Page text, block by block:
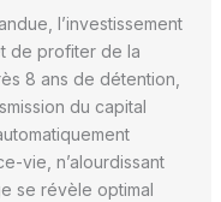
l’investissement
de profiter de la
8 ans de détention,
du capital
vie, n’alourdissant
se révèle optimal